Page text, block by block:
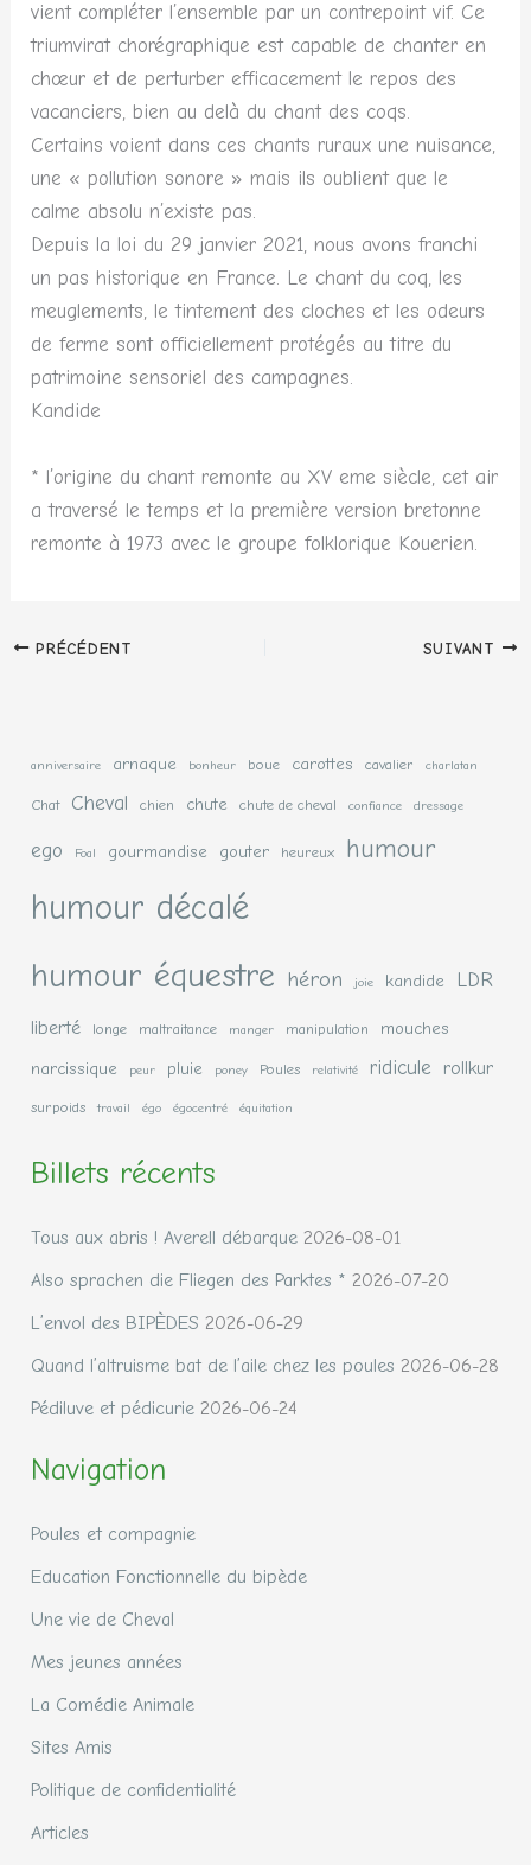
vient compléter l’ensemble par un contrepoint vif. Ce
triumvirat chorégraphique est capable de chanter en
chœur et de perturber efficacement le repos des
vacanciers, bien au delà du chant des coqs.
Certains voient dans ces chants ruraux une nuisance,
une « pollution sonore » mais ils oublient que le
calme absolu n’existe pas.
Depuis la loi du 29 janvier 2021, nous avons franchi
un pas historique en France. Le chant du coq, les
meuglements, le tintement des cloches et les odeurs
de ferme sont officiellement protégés au titre du
patrimoine sensoriel des campagnes.
Kandide
* l’origine du chant remonte au XV eme siècle, cet air
a traversé le temps et la première version bretonne
remonte à 1973 avec le groupe folklorique Kouerien.
PRÉCÉDENT SUIVANT
anniversaire arnaque bonheur boue carottes cavalier charlatan
Chat Cheval chien chute chute de cheval confiance dressage
ego Foal gourmandise gouter heureux humour
humour décalé
humour équestre héron joie kandide LDR
liberté longe maltraitance manger manipulation
mouches
narcissique
peur pluie poney Poules relativité ridicule rollkur
surpoids travail égo égocentré équitation
Billets récents
Tous aux abris ! Averell débarque 2026-08-01
Also sprachen die Fliegen des Parktes * 2026-07-20
L’envol des BIPÈDES 2026-06-29
Quand l’altruisme bat de l’aile chez les poules 2026-06-28
Pédiluve et pédicurie 2026-06-24
Navigation
Poules et compagnie
Education Fonctionnelle du bipède
Une vie de Cheval
Mes jeunes années
La Comédie Animale
Sites Amis
Politique de confidentialité
Articles